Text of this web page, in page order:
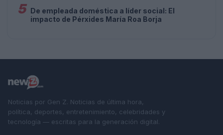
5 De empleada doméstica a líder social: El
impacto de Pérxides María Roa Borja
Noticias por Gen Z. Noticias de última hora,
política, deportes, entretenimiento, celebridades y
tecnología — escritas para la generación digital.